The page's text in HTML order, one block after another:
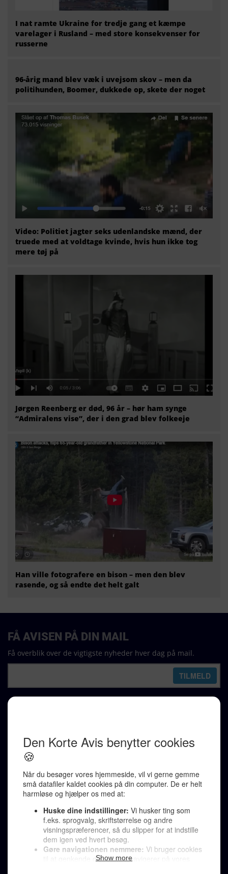
I nat ramte Ukraine for tredje gang et kæmpe
varelager i Rusland – med store konsekvenser for
russerne
96-årig mand blev væk i uvejsom skov – men da
politihunden, Boomer, dukkede op, skete der noget
Video: Politiet jagter seks udenlandske mænd, der
truede med at voldtage kvinde, hvis hun ikke tog
mere tøj på
Jørgen Reenberg er død, 96 år – hør ham synge
“Admiralens vise”, der i den grad blev folkeeje
Han ville fotografere en bison – men den blev
rasende, og så endte det helt galt
Karen Jespersen
Redaktionen kontaktes via mail til
redaktion@denkorteavis.dk
Telefonsvarer 20 30 10 96
Von Ostensgade 22, 2791 Dragør
LINKS
Tidligere aviser >
Støt Den Korte Avis >
FÅ AVISEN PÅ DIN MAIL
Få overblik over de vigtigste nyheder hver dag på mail.